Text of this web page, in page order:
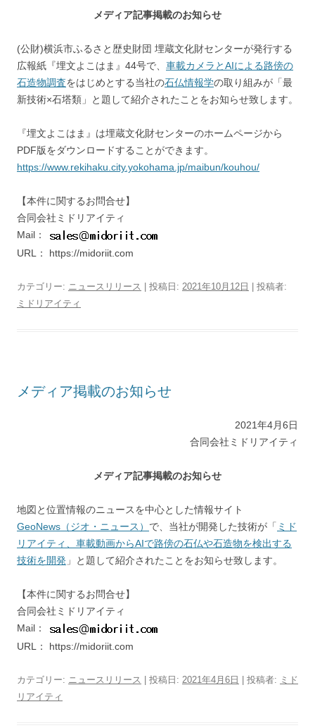
メディア記事掲載のお知らせ
(公財)横浜市ふるさと歴史財団 埋蔵文化財センターが発行する
広報紙『埋文よこはま』44号で、 車載カメラとAIによる路傍の
石造物調査をはじめとする当社の石仏情報学の取り組みが「最
新技術×石塔類」と題して紹介されたことをお知らせ致します。
『埋文よこはま』は埋蔵文化財センターのホームページから
PDF版をダウンロードすることができます。
https://www.rekihaku.city.yokohama.jp/maibun/kouhou/
【本件に関するお問合せ】
合同会社ミドリアイティ
Mail：
URL： https://midoriit.com
カテゴリー: ニュースリリース | 投稿日: 2021年10月12日
投稿者:
ミドリアイティ
メディア掲載のお知らせ
2021年4月6日
合同会社ミドリアイティ
メディア記事掲載のお知らせ
地図と位置情報のニュースを中心とした情報サイト
GeoNews（ジオ・ニュース） で、当社が開発した技術が「 ミド
リアイティ、車載動画からAIで路傍の石仏や石造物を検出する
技術を開発 」と題して紹介されたことをお知らせ致します。
【本件に関するお問合せ】
合同会社ミドリアイティ
Mail：
URL： https://midoriit.com
カテゴリー: ニュースリリース | 投稿日: 2021年4月6日 投稿者: ミド
リアイティ